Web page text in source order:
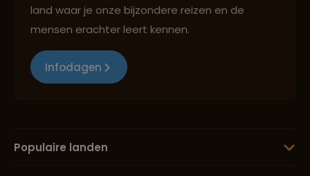
land waar je onze bijzondere reizen en de
mensen erachter leert kennen.
Infodagen
Populaire landen